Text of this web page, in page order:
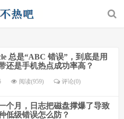
总是“ABC 错误”，到底是用
还是手机热点成功率高？
阅读(959) 评论(0)
个月，日志把磁盘撑爆了导致
低级错误怎么防？